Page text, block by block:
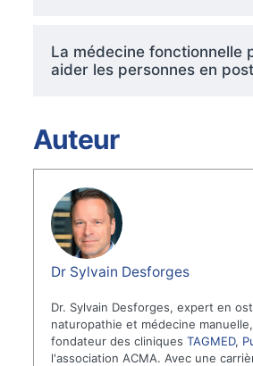
La médecine fonctionnelle
aider les personnes en
Auteur
Dr Sylvain Desforges
Dr. Sylvain Desforges, expert en
naturopathie et médecine
fondateur des cliniquesTAGMED,
l'association ACMA. Avec une